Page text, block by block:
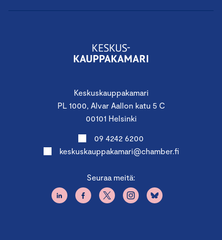
Keskuskauppakamari
PL 1000, Alvar Aallon katu 5 C
00101 Helsinki
09 4242 6200
keskuskauppakamari@chamber.fi
Seuraa meitä: